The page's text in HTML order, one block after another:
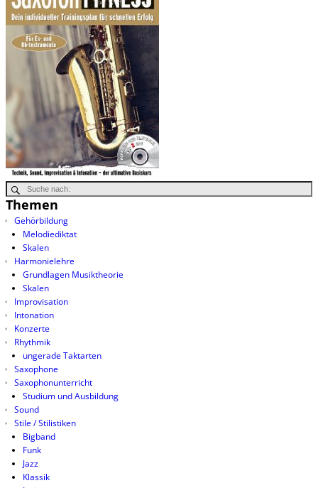
Themen
Gehörbildung
Melodiediktat
Skalen
Harmonielehre
Grundlagen Musiktheorie
Skalen
Improvisation
Intonation
Konzerte
Rhythmik
ungerade Taktarten
Saxophone
Saxophonunterricht
Studium und Ausbildung
Sound
Stile / Stilistiken
Bigband
Funk
Jazz
Klassik